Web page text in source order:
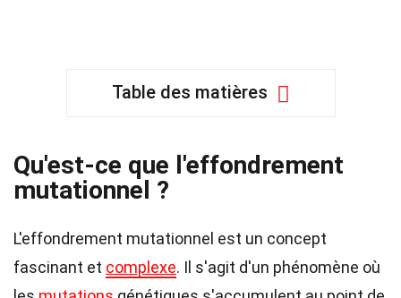
Table des matières
Qu'est-ce que l'effondrement
mutationnel ?
L'effondrement mutationnel est un concept
fascinant et complexe. Il s'agit d'un phénomène où